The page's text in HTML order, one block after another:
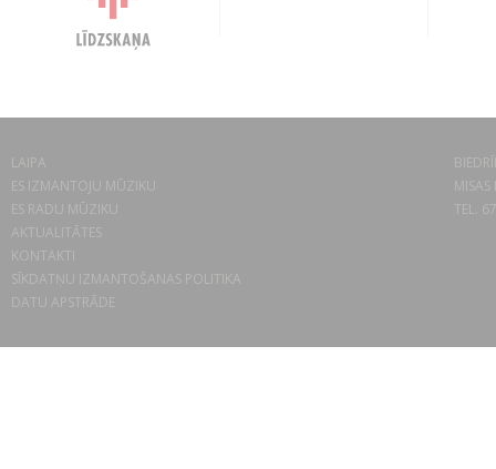
LAIPA
ES IZMANTOJU MŪZIKU
ES RADU MŪZIKU
AKTUALITĀTES
KONTAKTI
SĪKDATŅU IZMANTOŠANAS POLITIKA
DATU APSTRĀDE
TEL.